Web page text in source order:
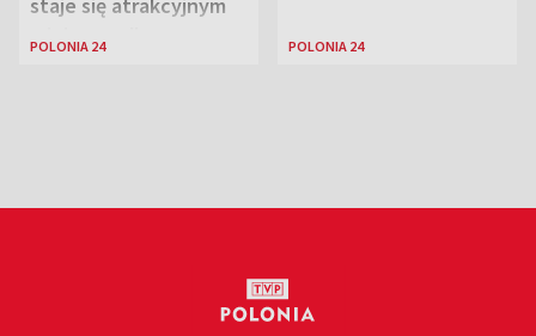
staje się atrakcyjnym
miejscem dla
POLONIA 24 POLONIA 24